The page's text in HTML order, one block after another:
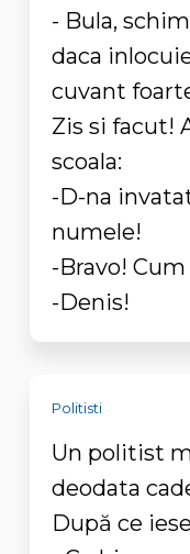
- Bula,
daca
cuvant
Zis si facut!
scoala:
-D-na
numele!
-Bravo!
-Denis!
Politisti
Un politist
deodata
După ce